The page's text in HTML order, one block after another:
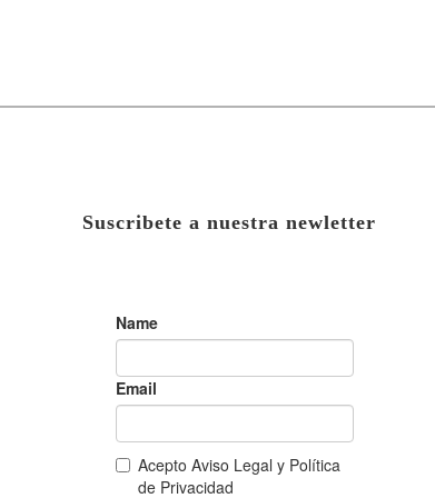
Suscribete a nuestra newletter